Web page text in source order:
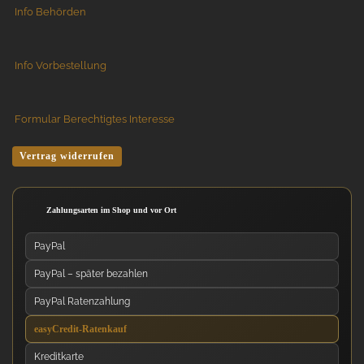
Info Behörden
Info Vorbestellung
Formular Berechtigtes Interesse
Vertrag widerrufen
Zahlungsarten im Shop und vor Ort
PayPal
PayPal – später bezahlen
PayPal Ratenzahlung
easyCredit-Ratenkauf
Kreditkarte